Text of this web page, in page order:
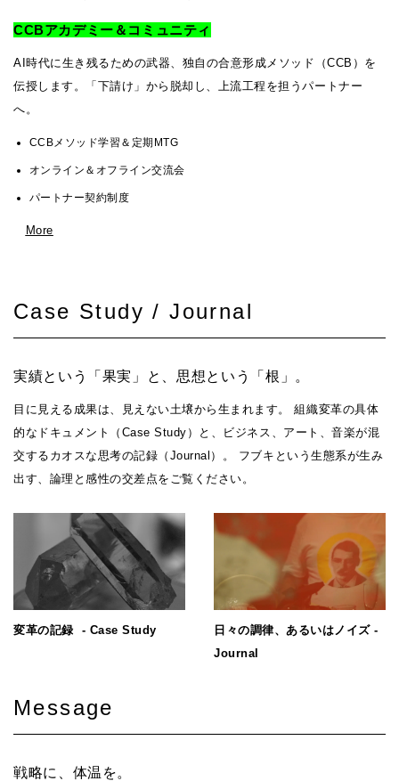
CCBアカデミー＆コミュニティ
AI時代に生き残るための武器、独自の合意形成メソッド（CCB）を
伝授します。「下請け」から脱却し、上流工程を担うパートナー
へ。
CCBメソッド学習＆定期MTG
オンライン＆オフライン交流会
パートナー契約制度
More
Case Study / Journal
実績という「果実」と、思想という「根」。
目に見える成果は、見えない土壌から生まれます。 組織変革の具体
的なドキュメント（Case Study）と、ビジネス、アート、音楽が混
交するカオスな思考の記録（Journal）。 フブキという生態系が生み
出す、論理と感性の交差点をご覧ください。
変革の記録 - Case Study
日々の調律、あるいはノイズ -
Journal
Message
戦略に、体温を。